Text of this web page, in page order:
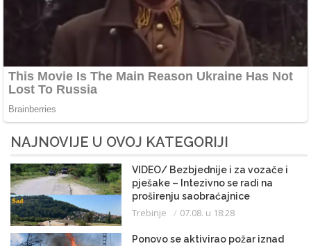
NAJNOVIJE U OVOJ KATEGORIJI
VIDEO/ Bezbjednije i za vozače i
pješake – Intezivno se radi na
proširenju saobraćajnice
Trebinje 07.08. u 18:28
Ponovo se aktivirao požar iznad